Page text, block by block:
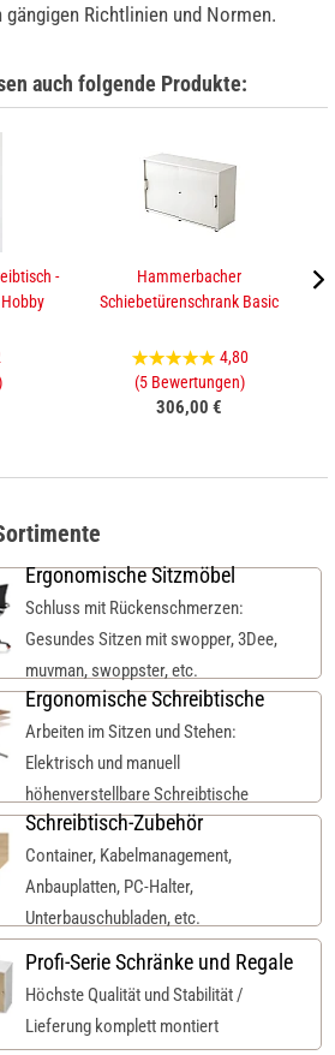
Richtlinien und Normen.
auch folgende Produkte:
-
Hammerbacher
Schiebetürenschrank Basic
4,80
(5 Bewertungen)
306,00 €
Ergonomische Sitzmöbel
Schluss mit Rückenschmerzen:
Gesundes Sitzen mit swopper, 3Dee,
muvman, swoppster, etc.
Ergonomische Schreibtische
Arbeiten im Sitzen und Stehen:
Elektrisch und manuell
höhenverstellbare Schreibtische
Schreibtisch-Zubehör
Container, Kabelmanagement,
Anbauplatten, PC-Halter,
Unterbauschubladen, etc.
Profi-Serie Schränke und Regale
Höchste Qualität und Stabilität /
Lieferung komplett montiert